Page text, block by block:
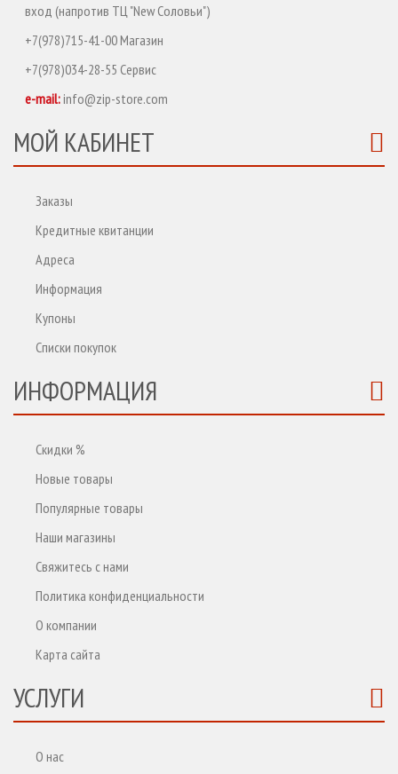
вход (напротив ТЦ "New Соловьи")
+7(978)715-41-00 Магазин
+7(978)034-28-55 Сервис
e-mail:info@zip-store.com
МОЙ КАБИНЕТ
Заказы
Кредитные квитанции
Адреса
Информация
Купоны
Списки покупок
ИНФОРМАЦИЯ
Скидки %
Новые товары
Популярные товары
Наши магазины
Свяжитесь с нами
Политика конфиденциальности
О компании
Карта сайта
УСЛУГИ
О нас